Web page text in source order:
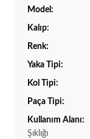
Model:
Kalıp:
Renk:
Yaka Tipi:
Kol Tipi:
Paça Tipi:
Kullanım Alanı:
Şıklığı